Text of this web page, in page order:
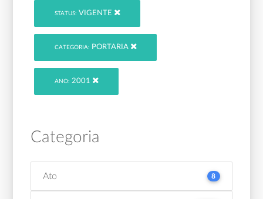
STATUS: VIGENTE
CATEGORIA: PORTARIA
ANO: 2001
Categoria
Ato 8